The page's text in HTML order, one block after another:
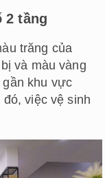
2 tầng
trăng của
và màu vàng
khu vực
việc vệ sinh